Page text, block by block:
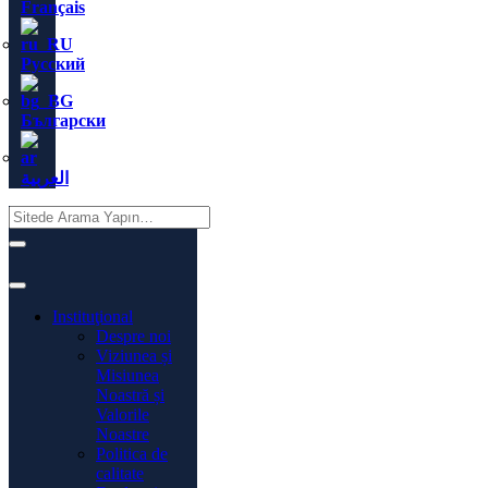
Français
Русский
Български
العربية
Instituţional
Despre noi
Viziunea și
Misiunea
Noastră și
Valorile
Noastre
Politica de
calitate